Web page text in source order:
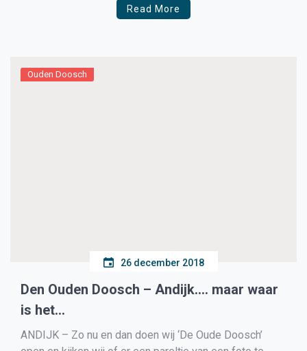
Read More
Ouden Doosch
26 december 2018
Den Ouden Doosch – Andijk…. maar waar
is het…
ANDIJK – Zo nu en dan doen wij ‘De Oude Doosch’